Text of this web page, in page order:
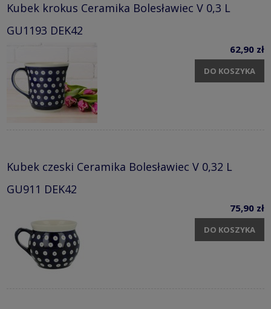
Kubek krokus Ceramika Bolesławiec V 0,3 L
GU1193 DEK42
62,90 zł
DO KOSZYKA
Kubek czeski Ceramika Bolesławiec V 0,32 L
GU911 DEK42
75,90 zł
DO KOSZYKA